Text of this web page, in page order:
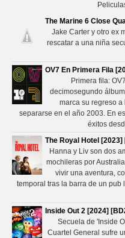
The Marine 6 Close
Jake Carter y otro ex
rescatar a una niña
OV7 En Primera Fila
Primera fila:
decimosegundo
marca su regreso
separarse en el año 2003. En
éxitos
The Royal Hotel
Hanna y Liv son dos
mochileras por
vivir una aventura,
temporal tras la barra de un
Inside Out 2 [2024]
Secuela de 'Inside
Cuartel General sufre